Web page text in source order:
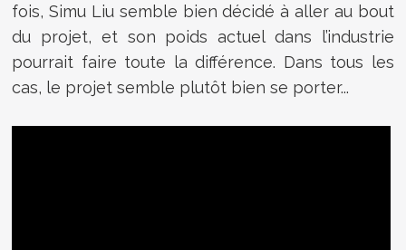
fois, Simu Liu semble bien décidé à aller au bout
du projet, et son poids actuel dans l’industrie
pourrait faire toute la différence. Dans tous les
cas, le projet semble plutôt bien se porter...